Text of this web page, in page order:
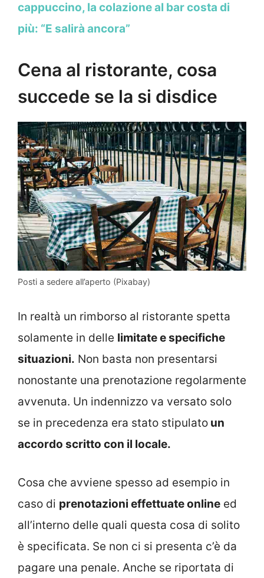
cappuccino, la colazione al bar costa di
più: “E salirà ancora”
Cena al ristorante, cosa
succede se la si disdice
Posti a sedere all’aperto (Pixabay)
In realtà un rimborso al ristorante spetta
solamente in delle limitate e specifiche
situazioni. Non basta non presentarsi
nonostante una prenotazione regolarmente
avvenuta. Un indennizzo va versato solo
se in precedenza era stato stipulato un
accordo scritto con il locale.
Cosa che avviene spesso ad esempio in
caso di prenotazioni effettuate online ed
all’interno delle quali questa cosa di solito
è specificata. Se non ci si presenta c’è da
pagare una penale. Anche se riportata di